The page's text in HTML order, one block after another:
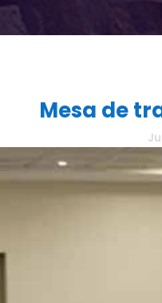
Mesa de